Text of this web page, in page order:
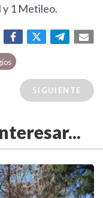
y 1 Metileo.
SIGUIENTE